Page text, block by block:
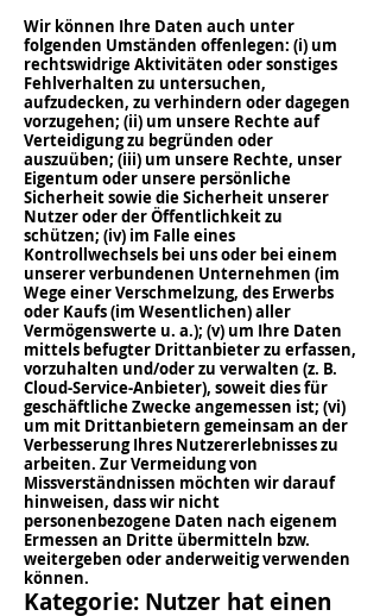
Wir können Ihre Daten auch unter
folgenden Umständen offenlegen: (i) um
rechtswidrige Aktivitäten oder sonstiges
Fehlverhalten zu untersuchen,
aufzudecken, zu verhindern oder dagegen
vorzugehen; (ii) um unsere Rechte auf
Verteidigung zu begründen oder
auszuüben; (iii) um unsere Rechte, unser
Eigentum oder unsere persönliche
Sicherheit sowie die Sicherheit unserer
Nutzer oder der Öffentlichkeit zu
schützen; (iv) im Falle eines
Kontrollwechsels bei uns oder bei einem
unserer verbundenen Unternehmen (im
Wege einer Verschmelzung, des Erwerbs
oder Kaufs (im Wesentlichen) aller
Vermögenswerte u. a.); (v) um Ihre Daten
mittels befugter Drittanbieter zu erfassen,
vorzuhalten und/oder zu verwalten (z. B.
Cloud-Service-Anbieter), soweit dies für
geschäftliche Zwecke angemessen ist; (vi)
um mit Drittanbietern gemeinsam an der
Verbesserung Ihres Nutzererlebnisses zu
arbeiten. Zur Vermeidung von
Missverständnissen möchten wir darauf
hinweisen, dass wir nicht
personenbezogene Daten nach eigenem
Ermessen an Dritte übermitteln bzw.
weitergeben oder anderweitig verwenden
können.
Kategorie: Nutzer hat einen